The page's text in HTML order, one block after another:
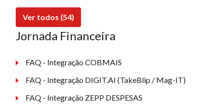
Ver todos (54)
Jornada Financeira
FAQ - Integração COBMAIS
FAQ - Integração DIGIT.AI (TakeBlip / Mag-IT)
FAQ - Integração ZEPP DESPESAS